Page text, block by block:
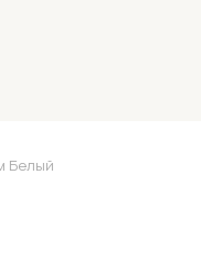
Белый